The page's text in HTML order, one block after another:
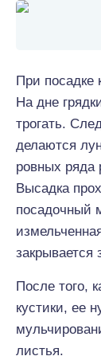
При посадке
На дне
трогать.
делаются
ровных ряда
Высадка
посадочный
закрывается
После того,
кустики, ее
листья.